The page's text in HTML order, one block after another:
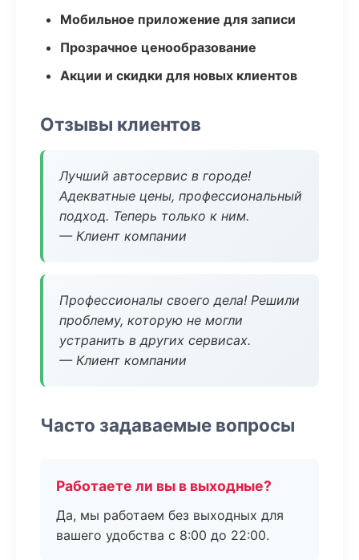
Мобильное приложение для записи
Прозрачное ценообразование
Акции и скидки для новых клиентов
Отзывы клиентов
Лучший автосервис в городе!
Адекватные цены, профессиональный
подход. Теперь только к ним.
— Клиент компании
Профессионалы своего дела! Решили
проблему, которую не могли
устранить в других сервисах.
— Клиент компании
Часто задаваемые вопросы
Работаете ли вы в выходные?
Да, мы работаем без выходных для
вашего удобства с 8:00 до 22:00.